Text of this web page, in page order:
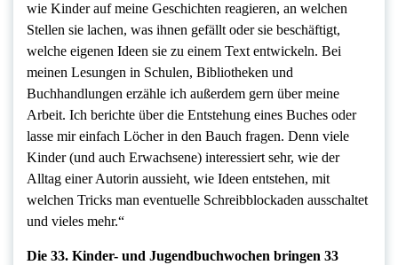
wie Kinder auf meine Geschichten reagieren, an welchen
Stellen sie lachen, was ihnen gefällt oder sie beschäftigt,
welche eigenen Ideen sie zu einem Text entwickeln. Bei
meinen Lesungen in Schulen, Bibliotheken und
Buchhandlungen erzähle ich außerdem gern über meine
Arbeit. Ich berichte über die Entstehung eines Buches oder
lasse mir einfach Löcher in den Bauch fragen. Denn viele
Kinder (und auch Erwachsene) interessiert sehr, wie der
Alltag einer Autorin aussieht, wie Ideen entstehen, mit
welchen Tricks man eventuelle Schreibblockaden ausschaltet
und vieles mehr.“
Die 33. Kinder- und Jugendbuchwochen bringen 33